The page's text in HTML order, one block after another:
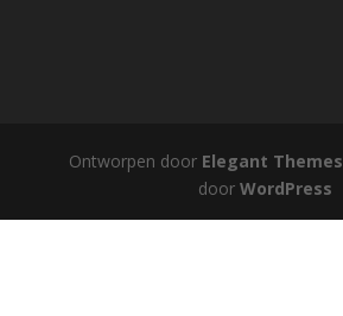
Ontworpen door Elegant Themes
doorWordPress